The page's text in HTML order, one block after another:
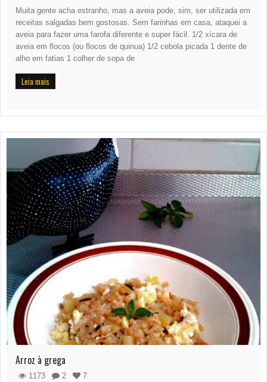
Muita gente acha estranho, mas a aveia pode, sim, ser utilizada em
receitas salgadas bem gostosas. Sem farinhas em casa, ataquei a
aveia para fazer uma farofa diferente e super fácil. 1/2 xícara de
aveia em flocos (ou flocos de quinua) 1/2 cebola picada 1 dente de
alho em fatias 1 colher de sopa de
Leia mais
Arroz à grega
1173 2
7